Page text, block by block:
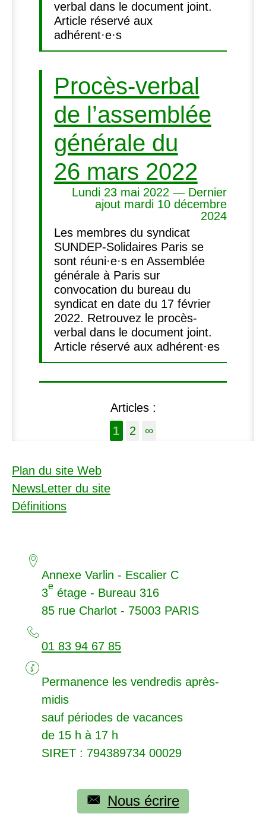
verbal dans le document joint.
Article réservé aux
adhérent·e·s
Procès-verbal
de l’assemblée
générale du
26 mars 2022
Lundi 23 mai 2022 — Dernier
ajout mardi 10 décembre
2024
Les membres du syndicat
SUNDEP-Solidaires Paris se
sont réuni·e·s en Assemblée
générale à Paris sur
convocation du bureau du
syndicat en date du 17 février
2022. Retrouvez le procès-
verbal dans le document joint.
Article réservé aux adhérent·es
Articles :
1
2 ∞
Plan du site Web
NewsLetter du site
Définitions
Annexe Varlin - Escalier C
3
e
étage - Bureau 316
85 rue Charlot - 75003 PARIS
01 83 94 67 85
Permanence les vendredis après-
midis
sauf périodes de vacances
de 15 h à 17 h
SIRET: 794389734 00029
Nous écrire